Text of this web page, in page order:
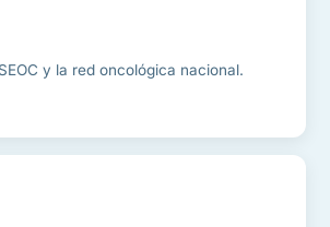
y la red oncológica nacional.